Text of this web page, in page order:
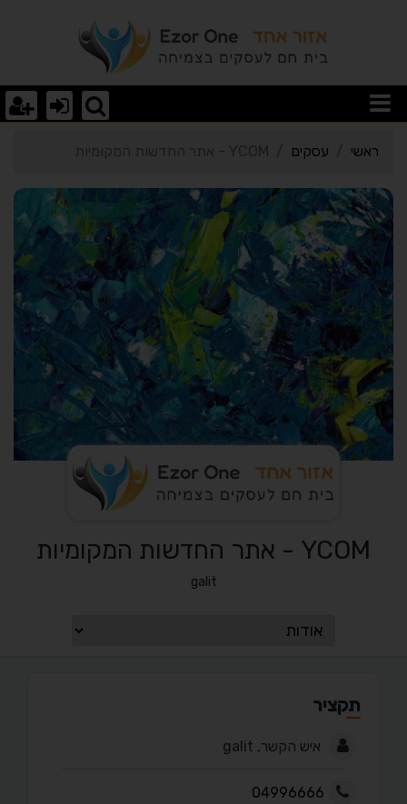
פרטי כרטיס העסק YCOM - אתר החדשות המקומיות
ראשי עסקים YCOM - אתר החדשות המקומיות
YCOM - אתר החדשות המקומיות
galit
תקציר
איש הקשר, galit
04996666